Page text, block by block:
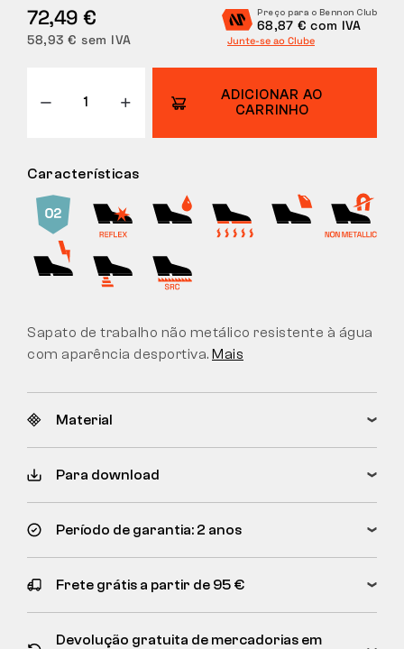
72,49 €
58,93 € sem IVA
Preço para o Bennon Club
68,87 € com IVA
Junte-se ao Clube
ADICIONAR AO
CARRINHO
Características
Sapato de trabalho não metálico resistente à água
com aparência desportiva. Mais
Material
Para download
Período de garantia: 2 anos
Frete grátis a partir de 95 €
Devolução gratuita de mercadorias em